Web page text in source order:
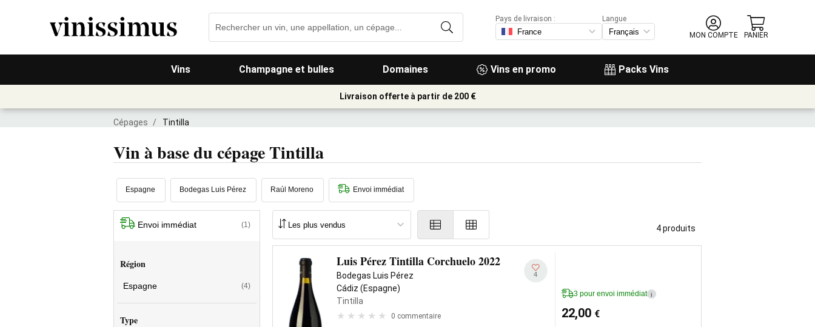
Vins Champagne et bulles Domaines Vins en promo Packs Vins
Pays de livraison :
Langue
MON COMPTE
PANIER
Livraison offerte à partir de 200 €
Cépages / Tintilla
Vin à base du cépage Tintilla
Espagne Bodegas Luis Pérez Raúl Moreno Envoi immédiat
Envoi immédiat (1)
Région
Espagne (4)
Type
4 produits
Luis Pérez Tintilla Corchuelo 2022
Bodegas Luis Pérez
Cádiz (Espagne)
Tintilla
0 commentaire
4
3 pour envoi immédiat i
22,00 €